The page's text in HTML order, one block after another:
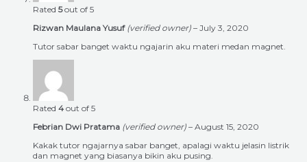
Rated 5out of 5
Rizwan Maulana Yusuf (verified owner) – July 3, 2020
Tutor sabar banget waktu ngajarin aku materi medan magnet.
Rated 4 out of 5
Febrian Dwi Pratama (verified owner) – August 15, 2020
Kakak tutor ngajarnya sabar banget, apalagi waktu jelasin listrik
dan magnet yang biasanya bikin aku pusing.